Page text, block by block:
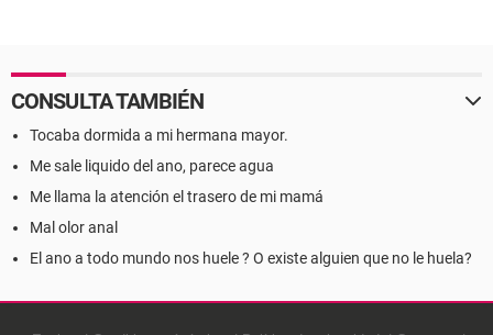
CONSULTA TAMBIÉN
Tocaba dormida a mi hermana mayor.
Me sale liquido del ano, parece agua
Me llama la atención el trasero de mi mamá
Mal olor anal
El ano a todo mundo nos huele ? O existe alguien que no le huela?